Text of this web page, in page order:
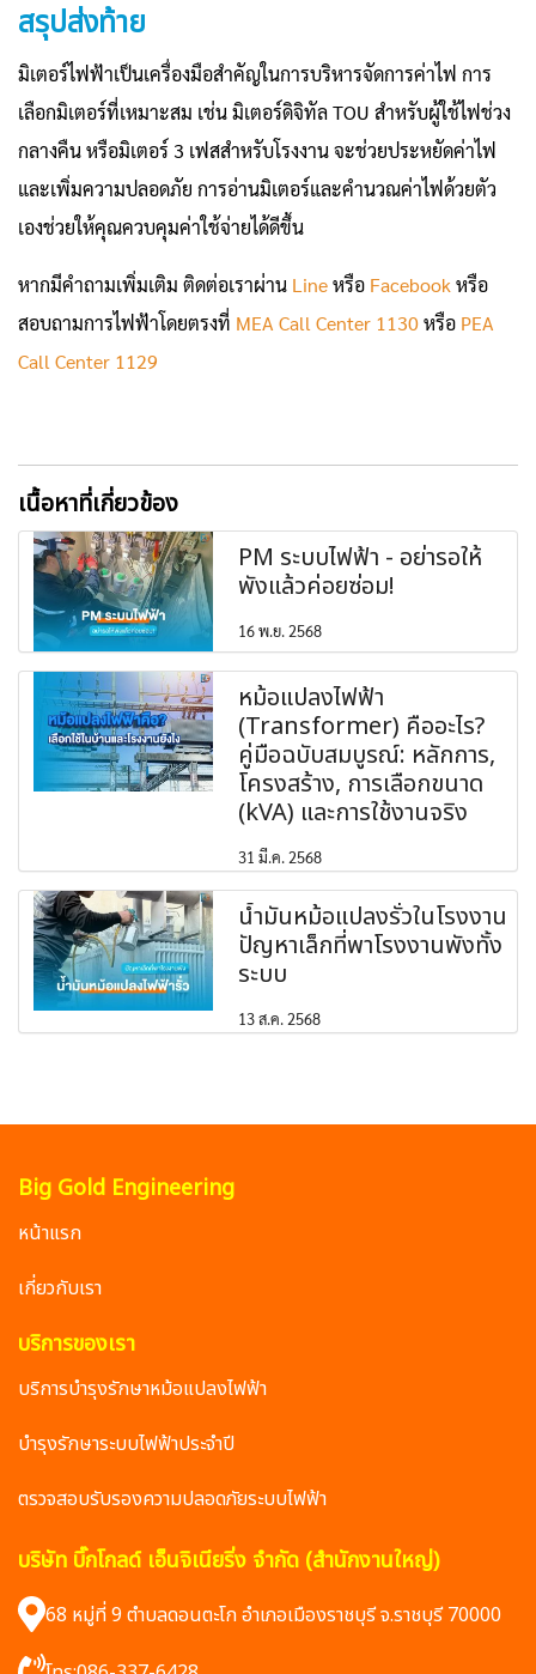
สรุปส่งท้าย
มิเตอร์ไฟฟ้าเป็นเครื่องมือสำคัญในการบริหารจัดการค่าไฟ การ
เลือกมิเตอร์ที่เหมาะสม เช่น มิเตอร์ดิจิทัล TOU สำหรับผู้ใช้ไฟช่วง
กลางคืน หรือมิเตอร์ 3 เฟสสำหรับโรงงาน จะช่วยประหยัดค่าไฟ
และเพิ่มความปลอดภัย การอ่านมิเตอร์และคำนวณค่าไฟด้วยตัว
เองช่วยให้คุณควบคุมค่าใช้จ่ายได้ดีขึ้น
หากมีคำถามเพิ่มเติม ติดต่อเราผ่าน Lineหรือ Facebookหรือ
สอบถามการไฟฟ้าโดยตรงที่ MEA Call Center 1130หรือ PEA
Call Center 1129
เนื้อหาที่เกี่ยวข้อง
PM ระบบไฟฟ้า - อย่ารอให้
พังแล้วค่อยซ่อม!
16 พ.ย. 2568
หม้อแปลงไฟฟ้า
(Transformer) คืออะไร?
คู่มือฉบับสมบูรณ์: หลักการ,
โครงสร้าง, การเลือกขนาด
(kVA) และการใช้งานจริง
31 มี.ค. 2568
น้ำมันหม้อแปลงรั่วในโรงงาน
ปัญหาเล็กที่พาโรงงานพังทั้ง
ระบบ
13 ส.ค. 2568
Big Gold Engineering
หน้าแรก
เกี่ยวกับเรา
บริการของเรา
บริการบำรุงรักษาหม้อแปลงไฟฟ้า
บำรุงรักษาระบบไฟฟ้าประจำปี
ตรวจสอบรับรองความปลอดภัยระบบไฟฟ้า
บริษัท บิ๊กโกลด์ เอ็นจิเนียริ่ง จำกัด (สำนักงานใหญ่)
68 หมู่ที่ 9 ตำบลดอนตะโก อำเภอเมืองราชบุรี จ.ราชบุรี 70000